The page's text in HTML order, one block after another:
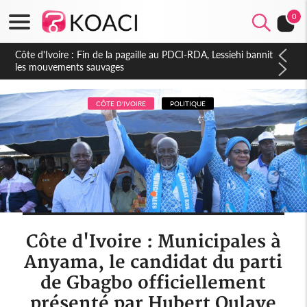
0
Côte d'Ivoire : Ouattara promet des sanctions contre les
déguerpissements illégaux
CÔTE D'IVOIRE POLITIQUE
Côte d'Ivoire : Municipales à
Anyama, le candidat du parti
de Gbagbo officiellement